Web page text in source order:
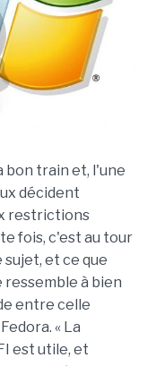
bon train et, l'une
décident
restrictions
fois, c'est au tour
sujet, et ce que
à bien
entre celle
« La
est utile, et